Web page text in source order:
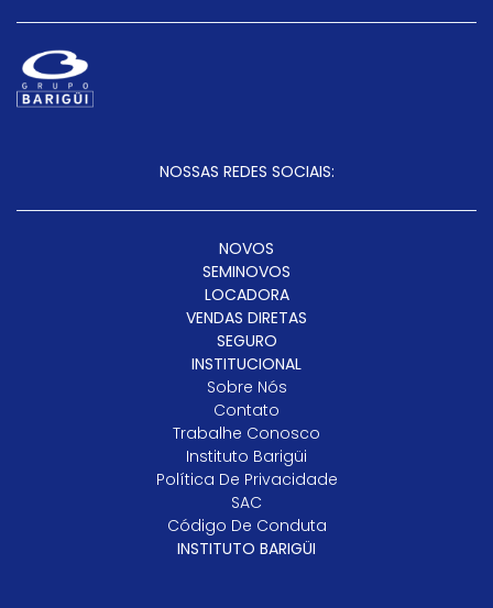
NOSSAS REDES SOCIAIS:
NOVOS
SEMINOVOS
LOCADORA
VENDAS DIRETAS
SEGURO
INSTITUCIONAL
Sobre Nós
Contato
Trabalhe Conosco
Instituto Barigüi
Política De Privacidade
SAC
Código De Conduta
INSTITUTO BARIGÜI